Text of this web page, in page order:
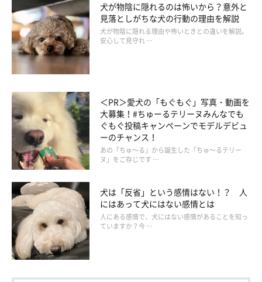
いぬのきもち投稿写真ギャラリー
犬がプルーンの葉・種・茎を食べたことで、呼吸困難やショック
症状などが報告されています。毒性は乾燥する過程で強くなるの
で、特にドライフルーツはNG。生でも、乾燥状態でも犬に与え
ないようにしましょう。
犬が物陰に隠れるのは怖いから？意外と
見落としがちな犬の行動の理由を解説
犬が物陰に隠れる理由や怖いときとの違いを解説。
安心して見守れ …
＜PR＞愛犬の「もぐもぐ」写真・動画を
大募集！#ちゅーるテリーヌみんなでも
ぐもぐ投稿キャンペーンでモデルデビュ
ーのチャンス！
あの「ちゅ～る」から誕生した「ちゅ～るテリー
ヌ」をご存じです …
犬は「反省」という感情はない！？ 人
にはあって犬にはない感情とは
人にある感情で、犬にはない感情があることを知っ
ていますか？今 …